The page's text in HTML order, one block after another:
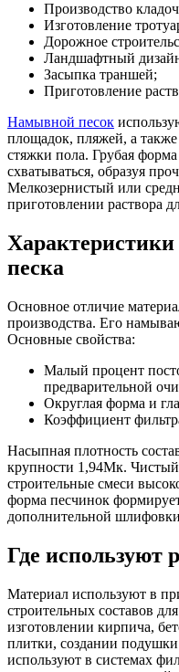
Производство
Изготовление
Дорожное
Ландшафтный
Засыпка траншей;
Приготовление
Намывной песок
площадок, пляжей, а
стяжки пола. Грубая форма
схватываться, образуя
Мелкозернистый или
приготовлении раствора
Характеристики
песка
Основное отличие
производства. Его
Основные свойства:
Малый процент
предварительной
Округлая форма и
Коэффициент
Насыпная плотность
крупности 1,94Мк. Чистый
строительные смеси
форма песчинок
дополнительной
Где используют
Материал используют в
строительных составов
изготовлении кирпича,
плитки, создании
используют в системах